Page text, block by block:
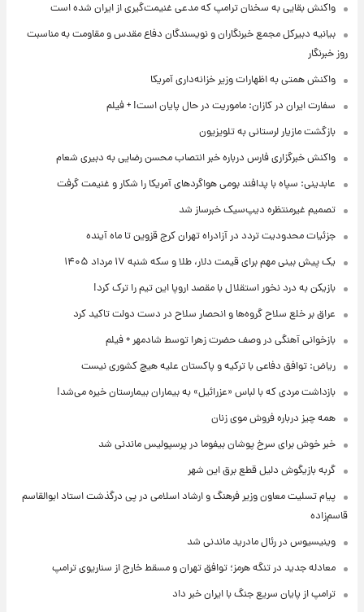
واکنش بقایی به سخنان ترامپ که مدعی غنیمت‌گیری از ایران شده است
بیانیه دبیرکل مجمع خبرنگاران و نویسندگان دفاع مقدس و مقاومت به مناسبت
روز خبرنگار
واکنش همتی به اظهارات وزیر خزانه‌داری آمریکا
سفارت ایران در کازان: ماموریت در حال پایان است! + فیلم
بازگشت مازیار لرستانی به تلویزیون
واکنش خبرگزاری فارس درباره خبر انتصاب محسن رضایی به دبیری شعام
عابدینی: سپاه با پدافند بومی هواگردهای آمریکا را شکار و غنیمت گرفت
تصمیم غیرمنتظره دیپ‌سیک خبرساز شد
جزئیات محدودیت تردد در آزادراه تهران کرج قزوین تا ماه آینده
یک پیش ‌بینی مهم برای قیمت دلار، طلا و سکه شنبه ۱۷ مرداد ۱۴۰۵
بازیکن به درد نخور استقلال با مقصد اروپا این تیم را ترک کرد!
عراق بر خلع سلاح گروه‌ها و انحصار سلاح در دست دولت تاکید کرد
بازخوانی آهنگی در وصف حضرت زهرا توسط شادمهر + فیلم
ریاض: توافق دفاعی با ترکیه و پاکستان علیه هیچ کشوری نیست
بازداشت مردی که با لباس «عزرائیل» به بیماران بیمارستان خیره می‌شد!
همه چیز درباره فروش موی زنان
خبر خوش برای سرخ پوشان بیفوما در پرسپولیس ماندنی شد
گربه بازیگوش دلیل قطع برق این شهر
پیام تسلیت معاون وزیر فرهنگ و ارشاد اسلامی در پی درگذشت استاد ابوالقاسم
قاسم‌زاده
وینیسیوس در رئال مادرید ماندنی شد
معادله جدید در تنگه هرمز؛ توافق تهران و مسقط خارج از سناریوی ترامپ
ترامپ از پایان سریع جنگ با ایران خبر داد